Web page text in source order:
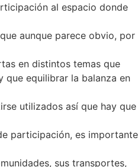
al espacio donde
aunque parece obvio, por
en distintos temas que
que equilibrar la balanza en
utilizados así que hay que
participación, es importante
sus transportes,